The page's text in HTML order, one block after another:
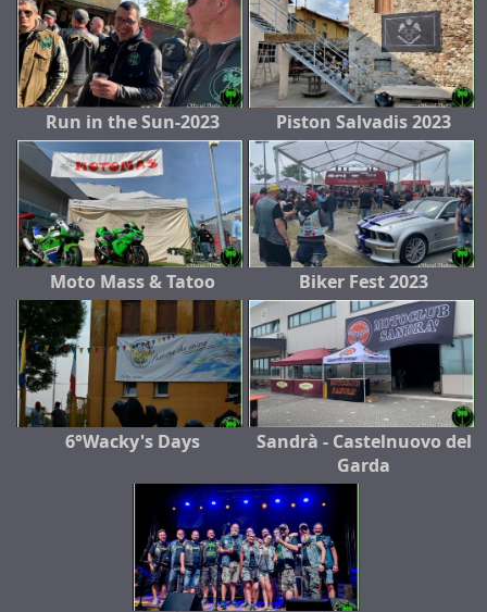
Run in the Sun-2023 Piston Salvadis 2023
Moto Mass & Tatoo Biker Fest 2023
6°Wacky's Days
Sandrà - Castelnuovo del
Garda